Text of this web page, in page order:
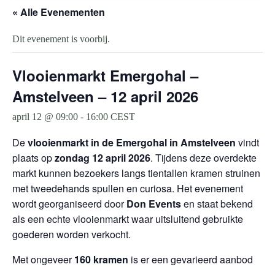
« Alle Evenementen
Dit evenement is voorbij.
Vlooienmarkt Emergohal –
Amstelveen – 12 april 2026
april 12 @ 09:00 - 16:00 CEST
Devlooienmarkt in de Emergohal in Amstelveen vindt
plaats opzondag 12 april 2026. Tijdens deze overdekte
markt kunnen bezoekers langs tientallen kramen struinen
met tweedehands spullen en curiosa. Het evenement
wordt georganiseerd doorDon Eventsen staat bekend
als een echte vlooienmarkt waar uitsluitend gebruikte
goederen worden verkocht.
Met ongeveer160 kramen is er een gevarieerd aanbod